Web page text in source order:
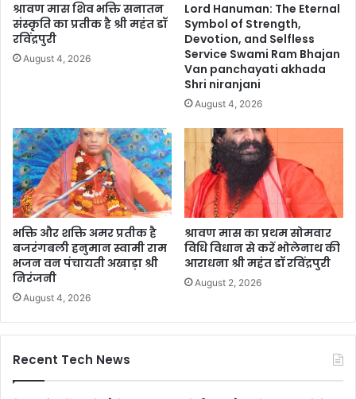
श्रावण मास शिव भक्ति सनातन
संस्कृति का प्रतीक है श्री महंत डॉ
रविंद्रपुरी
August 4, 2026
Lord Hanuman: The Eternal
Symbol of Strength,
Devotion, and Selfless
Service Swami Ram Bhajan
Van panchayati akhada
Shri niranjani
August 4, 2026
भक्ति और शक्ति अमर प्रतीक है
बजरंगबली हनुमान स्वामी राम
भजन वन पंचायती अखाड़ा श्री
निरंजनी
August 4, 2026
श्रावण मास का प्रथम सोमवार
विधि विधान से करें भोलेनाथ की
आराधना श्री महंत डॉ रविंद्रपुरी
August 2, 2026
Recent Tech News